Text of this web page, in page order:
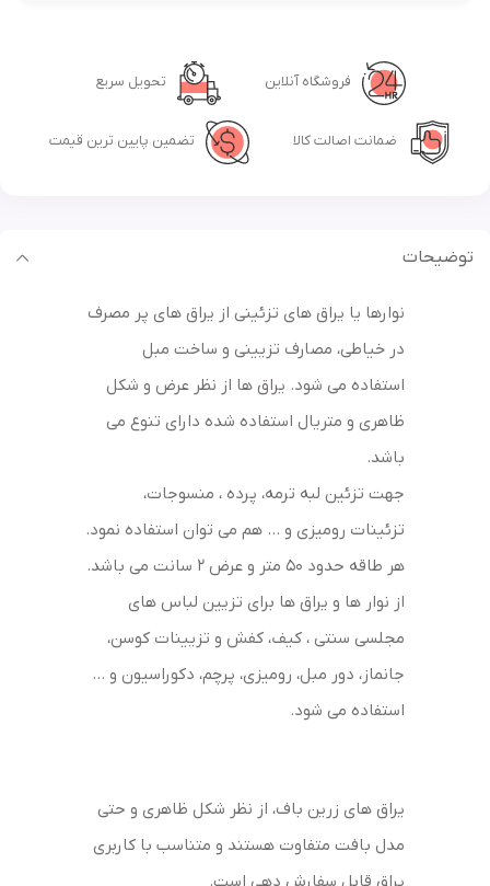
فروشگاه آنلاین تحویل سریع
ضمانت اصالت کالا تضمین پایین ترین قیمت
توضیحات
نوارها یا یراق های تزئینی از یراق های پر مصرف
در خیاطی، مصارف تزیینی و ساخت مبل
استفاده می شود. یراق ها از نظر عرض و شکل
ظاهری و متریال استفاده شده دارای تنوع می
باشد.
جهت تزئین لبه ترمه، پرده ، منسوجات،
تزئینات رومیزی و … هم می توان استفاده نمود.
هر طاقه حدود 50 متر و عرض 2 سانت می باشد.
از نوار ها و یراق ها برای تزیین لباس های
مجلسی سنتی ، کیف، کفش و تزیینات کوسن،
جانماز، دور مبل، رومیزی، پرچم، دکوراسیون و …
استفاده می شود.
یراق های زرین باف، از نظر شکل ظاهری و حتی
مدل بافت متفاوت هستند و متناسب با کاربری